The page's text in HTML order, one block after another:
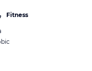
Fitness